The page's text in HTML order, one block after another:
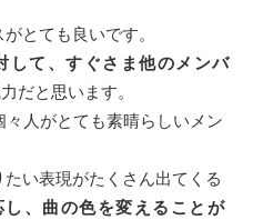
とても良いです。
して、すぐさま他のメンバ
だと思います。
人がとても素晴らしいメン
い表現がたくさん出てくる
、曲の色を変えることが